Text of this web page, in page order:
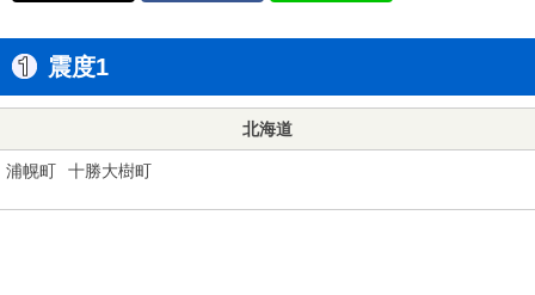
震度1
北海道
浦幌町 十勝大樹町